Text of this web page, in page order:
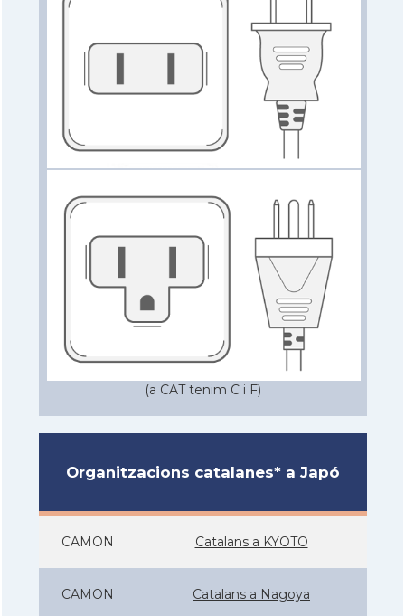
(a CAT tenim C i F)
Organitzacions catalanes* a Japó
CAMON Catalans a KYOTO
CAMON Catalans a Nagoya